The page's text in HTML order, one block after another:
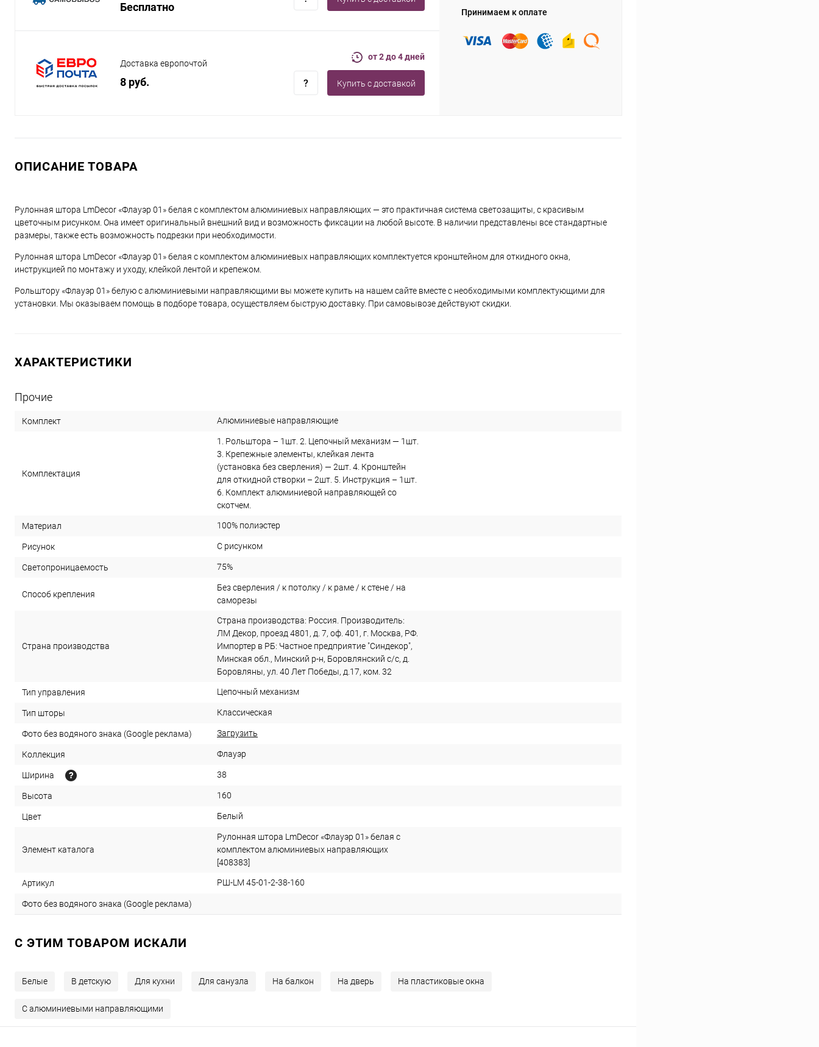
Бесплатно
Доставка европочтой
8 руб.
от 2 до 4 дней
Купить c доставкой
Принимаем к оплате
ОПИСАНИЕ ТОВАРА
Рулонная штора LmDecor «Флауэр 01» белая с комплектом алюминиевых направляющих — это практичная система светозащиты, с красивым
цветочным рисунком. Она имеет оригинальный внешний вид и возможность фиксации на любой высоте. В наличии представлены все стандартные
размеры, также есть возможность подрезки при необходимости.
Рулонная штора LmDecor «Флауэр 01» белая с комплектом алюминиевых направляющих комплектуется кронштейном для откидного окна,
инструкцией по монтажу и уходу, клейкой лентой и крепежом.
Рольштору «Флауэр 01» белую с алюминиевыми направляющими вы можете купить на нашем сайте вместе с необходимыми комплектующими для
установки. Мы оказываем помощь в подборе товара, осуществляем быструю доставку. При самовывозе действуют скидки.
ХАРАКТЕРИСТИКИ
Прочие
Комплект Алюминиевые направляющие
Комплектация
1. Рольштора – 1шт. 2. Цепочный механизм — 1шт.
3. Крепежные элементы, клейкая лента
(установка без сверления) — 2шт. 4. Кронштейн
для откидной створки – 2шт. 5. Инструкция – 1шт.
6. Комплект алюминиевой направляющей со
скотчем.
Материал 100% полиэстер
Рисунок С рисунком
Светопроницаемость 75%
Способ крепления
Без сверления / к потолку / к раме / к стене / на
саморезы
Страна производства
Страна производства: Россия. Производитель:
ЛМ Декор, проезд 4801, д. 7, оф. 401, г. Москва, РФ.
Импортер в РБ: Частное предприятие "Синдекор",
Минская обл., Минский р-н, Боровлянский с/с, д.
Боровляны, ул. 40 Лет Победы, д.17, ком. 32
Тип управления Цепочный механизм
Тип шторы Классическая
Фото без водяного знака (Google реклама) Загрузить
Коллекция Флауэр
Ширина 38
Высота 160
Цвет Белый
Элемент каталога
Рулонная штора LmDecor «Флауэр 01» белая с
комплектом алюминиевых направляющих
[408383]
Артикул РШ-LM 45-01-2-38-160
Фото без водяного знака (Google реклама)
C ЭТИМ ТОВАРОМ ИСКАЛИ
Белые В детскую Для кухни Для санузла На балкон На дверь На пластиковые окна
С алюминиевыми направляющими